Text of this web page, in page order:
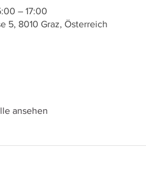
– 17:00
5, 8010 Graz, Österreich
ansehen